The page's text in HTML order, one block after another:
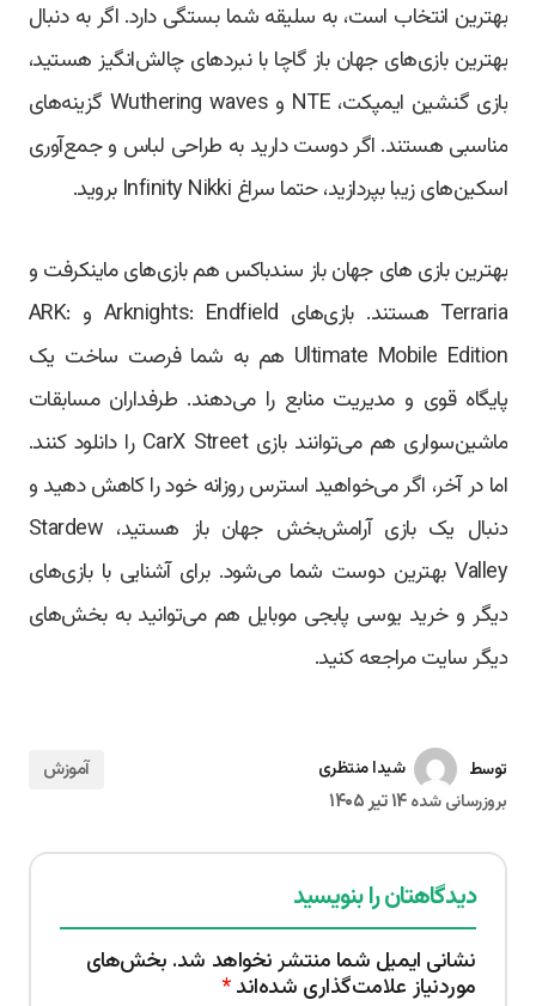
بهترین انتخاب است، به سلیقه شما بستگی دارد. اگر به دنبال
بهترین بازی‌های جهان باز گاچا با نبردهای چالش‌انگیز هستید،
بازی گنشین ایمپکت، NTE و Wuthering waves گزینه‌های
مناسبی هستند. اگر دوست دارید به طراحی لباس و جمع‌آوری
اسکین‌های زیبا بپردازید، حتما سراغ Infinity Nikki بروید.
بهترین بازی های جهان باز سندباکس هم بازی‌های ماینکرفت و
Terraria هستند. بازی‌های Arknights: Endfield و ARK:
Ultimate Mobile Edition هم به شما فرصت ساخت یک
پایگاه قوی و مدیریت منابع را می‌دهند. طرفداران مسابقات
ماشین‌سواری هم می‌توانند بازی CarX Street را دانلود کنند.
اما در آخر، اگر می‌خواهید استرس روزانه خود را کاهش دهید و
دنبال یک بازی آرامش‌بخش جهان باز هستید، Stardew
Valley بهترین دوست شما می‌شود. برای آشنایی با بازی‌های
دیگر و خرید یوسی پابجی موبایل هم می‌توانید به بخش‌های
دیگر سایت مراجعه کنید.
توسط
شیدا منتظری
بروزرسانی شده۱۴ تیر ۱۴۰۵
آموزش
دیدگاهتان را بنویسید
نشانی ایمیل شما منتشر نخواهد شد. بخش‌های
موردنیاز علامت‌گذاری شده‌اند*